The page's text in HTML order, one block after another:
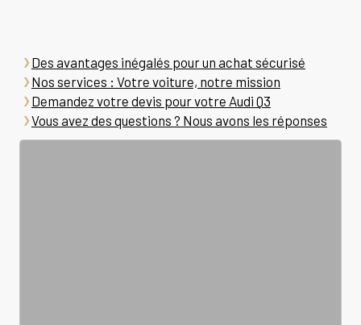
Des avantages inégalés pour un achat sécurisé
Nos services : Votre voiture, notre mission
Demandez votre devis pour votre Audi Q3
Vous avez des questions ? Nous avons les réponses